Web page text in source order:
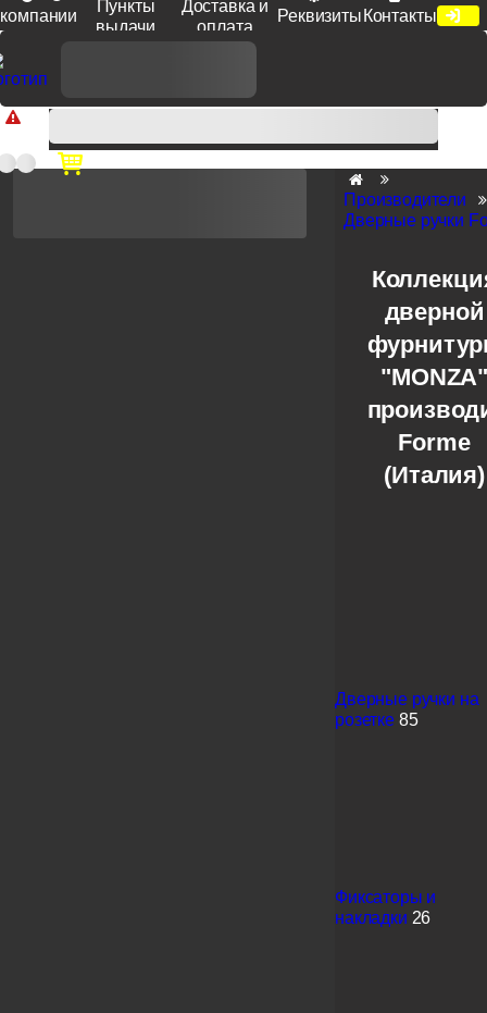
компании
Пункты
выдачи
Доставка и
оплата
Реквизиты Контакты
Доп. скидка от цен на сайте 7% при заказе от 50 тыс. руб
продукции Venezia, Fratelli, Tupai, Extreza, Melodia, Forme при
оплате по счету.
Производители
Дверные ручки
дверной
Forme
(Италия)
Дверные ручки на
розетке 85
Фиксаторы и
накладки 26